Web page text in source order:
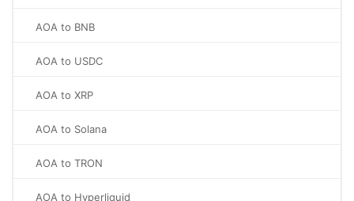
AOA to BNB
AOA to USDC
AOA to XRP
AOA to Solana
AOA to TRON
AOA to Hyperliquid